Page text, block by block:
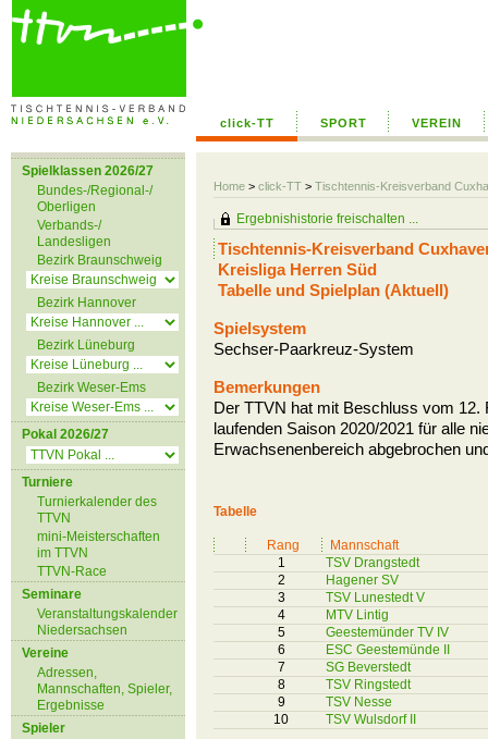
click-TT SPORT VEREIN
Home > click-TT > Tischtennis-Kreisverband
Spielklassen 2026/27
Bundes-/Regional-/
Oberligen
Verbands-/
Landesligen
Bezirk Braunschweig
Bezirk Hannover
Bezirk Lüneburg
Bezirk Weser-Ems
Pokal 2026/27
Turniere
Turnierkalender des
TTVN
mini-Meisterschaften
im TTVN
TTVN-Race
Seminare
Veranstaltungskalender
Niedersachsen
Vereine
Adressen,
Mannschaften, Spieler,
Ergebnisse
Spieler
Ergebnishistorie freischalten ...
Tischtennis-Kreisverband
Kreisliga Herren Süd
Tabelle und Spielplan (Aktuell)
Spielsystem
Sechser-Paarkreuz-System
Bemerkungen
Der TTVN hat mit Beschluss vom 12.
laufenden Saison 2020/2021 für alle
Erwachsenenbereich abgebrochen
Tabelle
Rang
Mannschaft
1
TSV Drangstedt
2
Hagener SV
3
TSV Lunestedt V
4
MTV Lintig
5
Geestemünder TV IV
6
ESC Geestemünde II
7
SG Beverstedt
8
TSV Ringstedt
9
TSV Nesse
10
TSV Wulsdorf II